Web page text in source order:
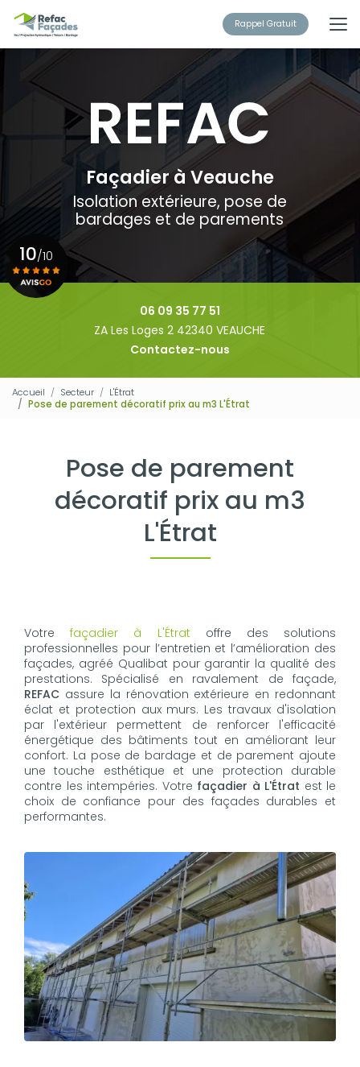
au
contenu
principal
Rappel Gratuit
Façadier à Veauche
Isolation extérieure, pose de
bardages et de parements
06 09 35 77 51
ZA Les Loges 2 42340 VEAUCHE
Contactez-nous
10/10
Accueil Secteur
L'Étrat
Pose de parement décoratif prix au m3 L'Étrat
Pose de parement
décoratif prix au m3
L'Étrat
Votre façadier à L'Étrat offre des solutions
professionnelles pour l’entretien et l’amélioration des
façades, agréé Qualibat pour garantir la qualité des
prestations. Spécialisé en ravalement de façade,
REFAC assure la rénovation extérieure en redonnant
éclat et protection aux murs. Les travaux d'isolation
par l'extérieur permettent de renforcer l'efficacité
énergétique des bâtiments tout en améliorant leur
confort. La pose de bardage et de parement ajoute
une touche esthétique et une protection durable
contre les intempéries. Votre façadier à L'Étrat est le
choix de confiance pour des façades durables et
performantes.